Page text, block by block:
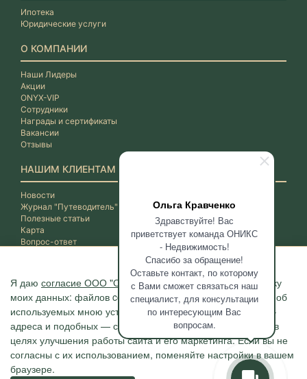
Ольга Кравченко
Здравствуйте! Вас
приветствует команда ОНИКС
- Недвижимость!
Спасибо за обращение!
Оставьте контакт, по которому
с Вами сможет связаться наш
специалист, для консультации
по интересующим Вас
вопросам.
Я даю согласие ООО "ОНИКС-Недвижимость"на обработку
моих данных: файлов cookie, сведений о моих действиях, об
используемых мною устройствах, даты и время сессии, IP-
адреса и подобных — с помощью метрических программ в
целях улучшения работы сайта и его маркетинга. Если вы не
согласны с их использованием, поменяйте настройки в вашем
браузере.
Ипотека
Юридические услуги
О КОМПАНИИ
Наши Лидеры
Акции
ONYX-VIP
Сотрудники
Награды и сертификаты
Вакансии
Отзывы
НАШИМ КЛИЕНТАМ
Новости
Журнал "Путеводитель"
Полезные статьи
Карта
Вопрос-ответ